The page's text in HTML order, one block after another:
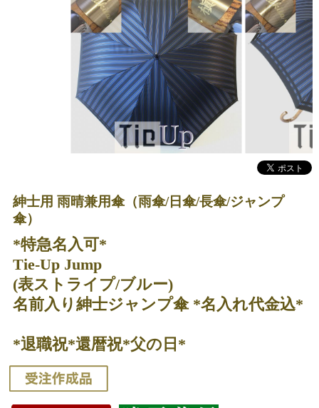
紳士用 雨晴兼用傘（雨傘/日傘/長傘/ジャンプ
傘）
*特急名入可*
Tie-Up Jump
(表ストライプ/ブルー)
名前入り紳士ジャンプ傘 *名入れ代金込*
*退職祝*還暦祝*父の日*